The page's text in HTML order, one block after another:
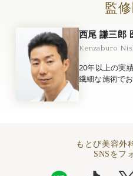
監
西尾 謙三郎
Kenzaburo
20年以上の実
繊細な施術で
もとび美容外
SNSをフ